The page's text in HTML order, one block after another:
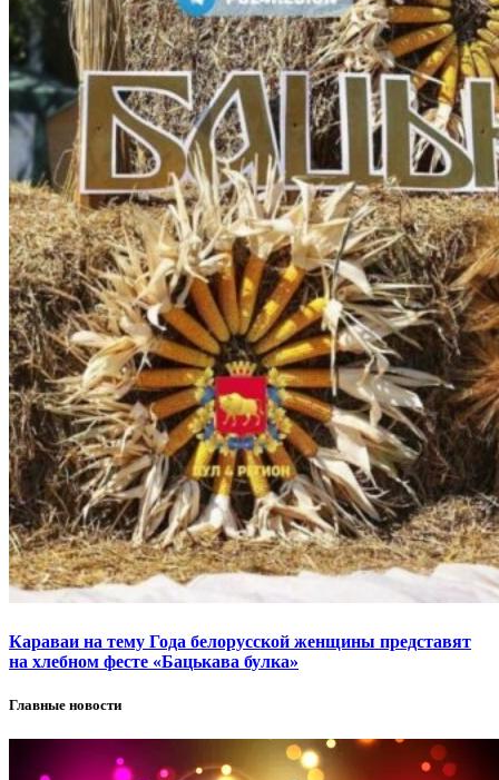
Караваи на тему Года белорусской женщины представят
на хлебном фесте «Бацькава булка»
Главные новости